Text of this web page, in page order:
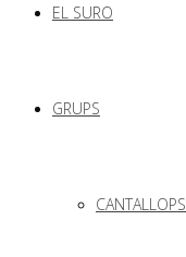
EL SURO
GRUPS
CANTALLOPS